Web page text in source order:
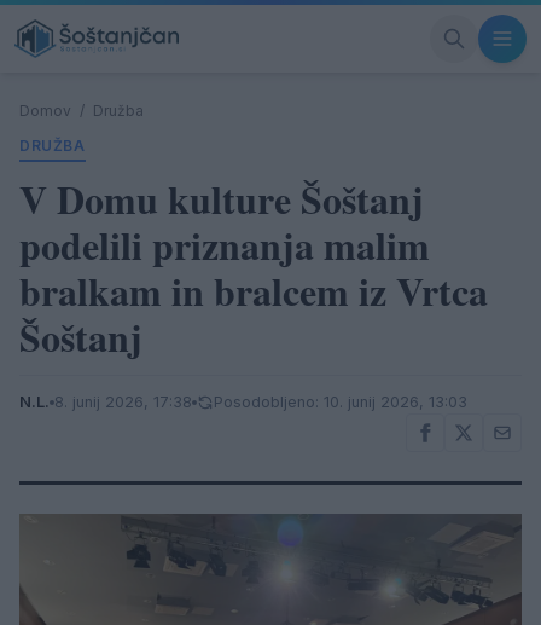
Domov / Družba
DRUŽBA
V Domu kulture Šoštanj
podelili priznanja malim
bralkam in bralcem iz Vrtca
Šoštanj
N.L. 8. junij 2026, 17:38 Posodobljeno: 10. junij 2026, 13:03